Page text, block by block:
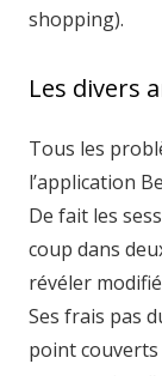
shopping).
Les divers
Tous les
l’application
De fait les
coup dans
révéler
Ses frais pas
point couverts